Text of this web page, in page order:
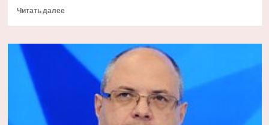
Читать далееПрочитать
Рынок
акций
рухнул:
инвесторов